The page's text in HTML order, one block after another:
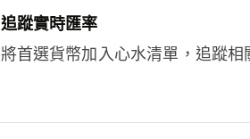
追蹤實時匯率
將首選貨幣加入心水清單，追蹤相